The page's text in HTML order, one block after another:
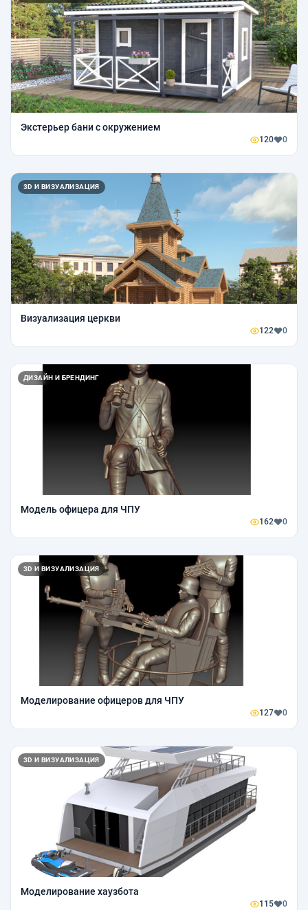
Экстерьер бани с окружением
120 0
3D И ВИЗУАЛИЗАЦИЯ
Визуализация церкви
122 0
ДИЗАЙН И БРЕНДИНГ
Модель офицера для ЧПУ
162 0
3D И ВИЗУАЛИЗАЦИЯ
Моделирование офицеров для ЧПУ
127 0
3D И ВИЗУАЛИЗАЦИЯ
Моделирование хаузбота
115 0